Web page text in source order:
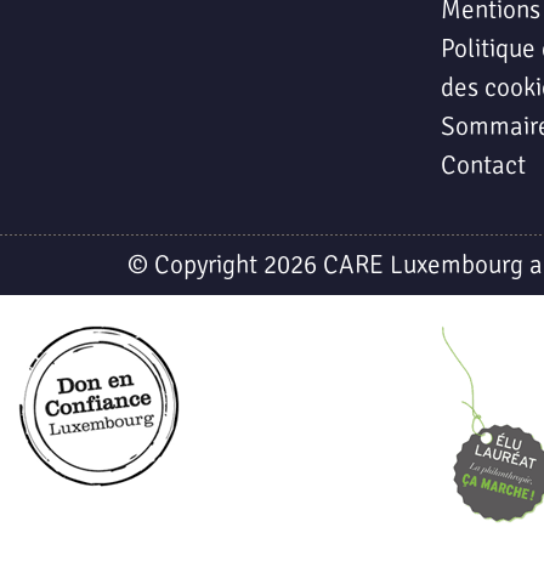
Politique
des
Contact
© Copyright 2026 CARE Luxembourg